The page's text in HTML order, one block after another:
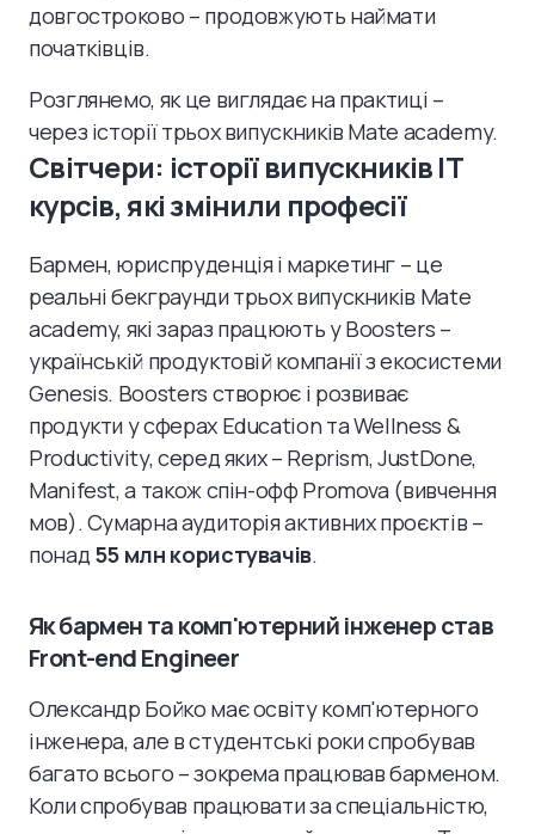
довгостроково – продовжують наймати
початківців.
Розглянемо, як це виглядає на практиці –
через історії трьох випускників Mate academy.
Світчери: історії випускників IT
курсів, які змінили професії
Бармен, юриспруденція і маркетинг – це
реальні бекграунди трьох випускників Mate
academy, які зараз працюють у Boosters –
українській продуктовій компанії з екосистеми
Genesis. Boosters створює і розвиває
продукти у сферах Education та Wellness &
Productivity, серед яких – Reprism, JustDone,
Manifest, а також спін-офф Promova (вивчення
мов). Сумарна аудиторія активних проєктів –
понад55 млн користувачів.
Як бармен та комп'ютерний інженер став
Front-end Engineer
Олександр Бойко має освіту комп'ютерного
інженера, але в студентські роки спробував
багато всього – зокрема працював барменом.
Коли спробував працювати за спеціальністю,